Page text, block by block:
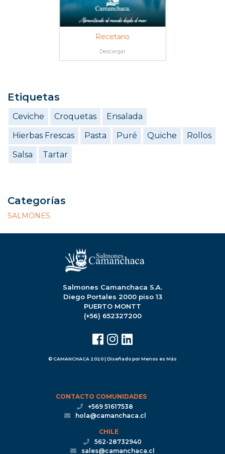
Recetario
Descargar
Etiquetas
Ceviche Croquetas
Ensalada
Hierbas Frescas
Pasta Puré Quiche
Rollos
Salsa
Tartar
Categorías
SALMONES
Salmones Camanchaca S.A.
Diego Portales 2000 piso 13
PUERTO MONTT
(+56) 652327200
© CAMANCHACA 2020 | Diseñado porMenos es Más
CONTACTO COMUNIDADES
+569 51617538
hola@camanchaca.cl
CHILE
562-28732940
sales@camanchaca.cl